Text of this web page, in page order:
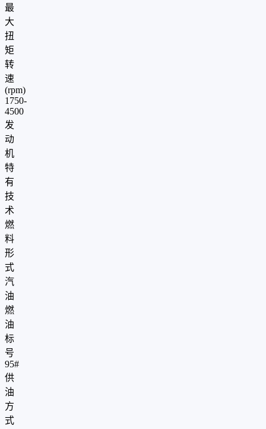
最
大
扭
矩
转
速
(rpm)
1750-
4500
发
动
机
特
有
技
术
燃
料
形
式
汽
油
燃
油
标
号
95#
供
油
方
式